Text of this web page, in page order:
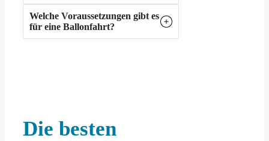
Welche Voraussetzungen gibt es
für eine Ballonfahrt?
Die besten